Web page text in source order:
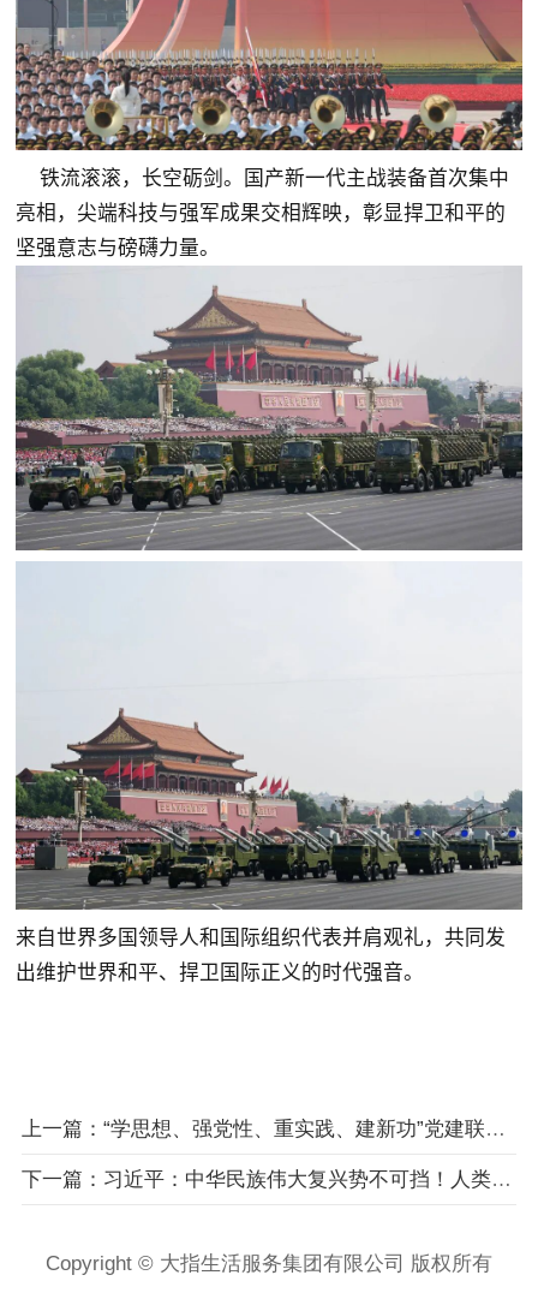
铁流滚滚，长空砺剑。国产新一代主战装备首次集中
亮相，尖端科技与强军成果交相辉映，彰显捍卫和平的
坚强意志与磅礴力量。
来自世界多国领导人和国际组织代表并肩观礼，共同发
出维护世界和平、捍卫国际正义的时代强音。
上一篇：“学思想、强党性、重实践、建新功”党建联席会议
下一篇：习近平：中华民族伟大复兴势不可挡！人类和平与发展的崇高事业必将胜利！
Copyright © 大指生活服务集团有限公司 版权所有